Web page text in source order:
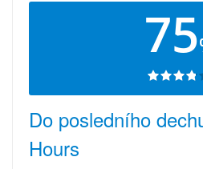
75
Do posledního
Hours